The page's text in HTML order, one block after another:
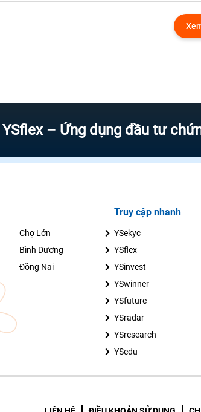
– Ứng dụng đầu tư chứng
Chợ Lớn
Bình Dương
Đồng Nai
Truy cập nhanh
YSekyc
YSflex
YSinvest
YSwinner
YSfuture
YSradar
YSresearch
YSedu